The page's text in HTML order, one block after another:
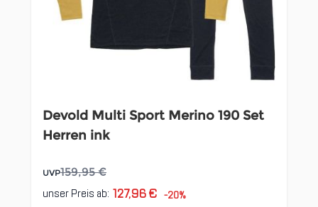
Devold Multi Sport Merino 190 Set
Herren ink
UVP159,95 €
unser Preis ab: 127,96 € -20%